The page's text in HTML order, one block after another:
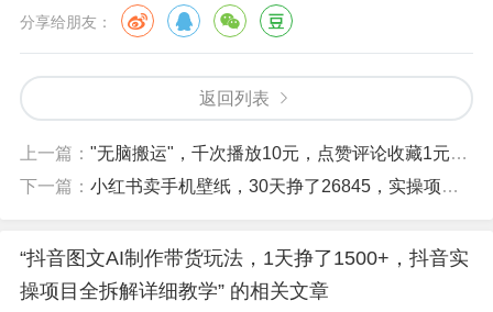
频剪辑上，只要掌握基本的图文制作方法，就能开启带
不需要专业的拍摄设备，一部手机加上免费的AI工具
投入。
1. 账号注册与设置
使用新手机号注册抖音账号，注册完成后，完善账号
分享给朋友：
返回列表
上一篇： "无脑搬运"，千次播放10元，点赞评论收藏1元1个，1个月挣了 12000+
下一篇： 小红书卖手机壁纸，30天挣了26845，实操项目全拆解
“抖音图文AI制作带货玩法，1天挣了1500+，抖音实
操项目全拆解详细教学” 的相关文章